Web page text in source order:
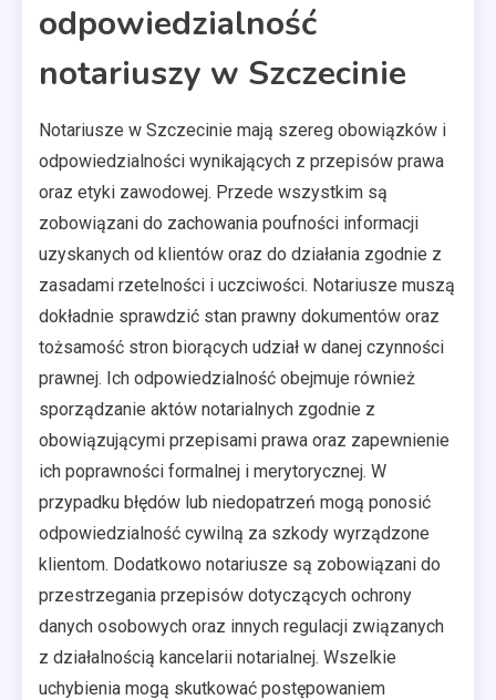
odpowiedzialność
notariuszy w Szczecinie
Notariusze w Szczecinie mają szereg obowiązków i
odpowiedzialności wynikających z przepisów prawa
oraz etyki zawodowej. Przede wszystkim są
zobowiązani do zachowania poufności informacji
uzyskanych od klientów oraz do działania zgodnie z
zasadami rzetelności i uczciwości. Notariusze muszą
dokładnie sprawdzić stan prawny dokumentów oraz
tożsamość stron biorących udział w danej czynności
prawnej. Ich odpowiedzialność obejmuje również
sporządzanie aktów notarialnych zgodnie z
obowiązującymi przepisami prawa oraz zapewnienie
ich poprawności formalnej i merytorycznej. W
przypadku błędów lub niedopatrzeń mogą ponosić
odpowiedzialność cywilną za szkody wyrządzone
klientom. Dodatkowo notariusze są zobowiązani do
przestrzegania przepisów dotyczących ochrony
danych osobowych oraz innych regulacji związanych
z działalnością kancelarii notarialnej. Wszelkie
uchybienia mogą skutkować postępowaniem